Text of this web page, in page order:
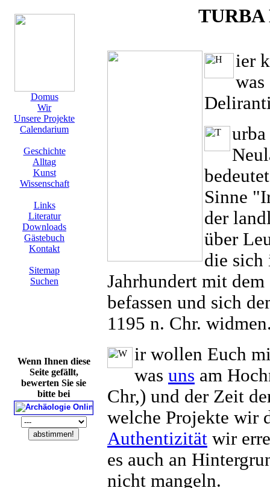
Domus
Wir
Unsere Projekte
Calendarium
Geschichte
Alltag
Kunst
Wissenschaft
Links
Literatur
Downloads
Gästebuch
Kontakt
Sitemap
Suchen
Wenn Ihnen diese
Seite gefällt,
bewerten Sie sie
bitte bei
ier
Sinne
der
über
die sich
Jahrhundert mit
befassen und sich
1195 n. Chr.
ir wollen Euch
was uns am
Chr,) und der Zeit
welche Projekte wir
Authentizität wir
es auch an
nicht mangeln.